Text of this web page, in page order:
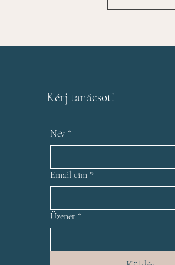
Kérj tanácsot!
Név *
Email cím *
Üzenet *